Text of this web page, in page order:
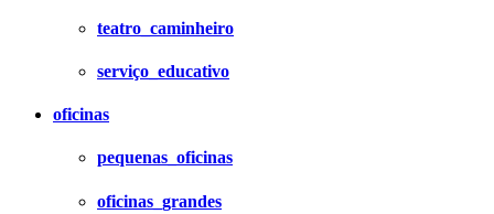
teatro_caminheiro
serviço_educativo
oficinas
pequenas_oficinas
oficinas_grandes